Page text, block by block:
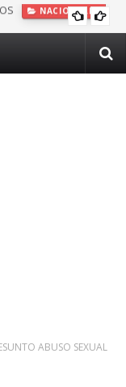
PÚBLICO EN N.Y.
ABUSO SEXUAL